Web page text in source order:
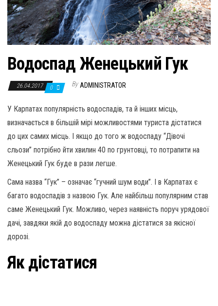
Водоспад Женецький Гук
26.04.2017 0 By ADMINISTRATOR
У Карпатах популярність водоспадів, та й інших місць,
визначається в більшій мірі можливостями туриста дістатися
до цих самих місць. І якщо до того ж водоспаду “Дівочі
сльози” потрібно йти хвилин 40 по грунтовці, то потрапити на
Женецький Гук буде в рази легше.
Сама назва “Гук” – означає “гучний шум води”. І в Карпатах є
багато водоспадів з назвою Гук. Але найбільш популярним став
саме Женецький Гук. Можливо, через наявність поруч урядової
дачі, завдяки якій до водоспаду можна дістатися за якісної
дорозі.
Як дістатися